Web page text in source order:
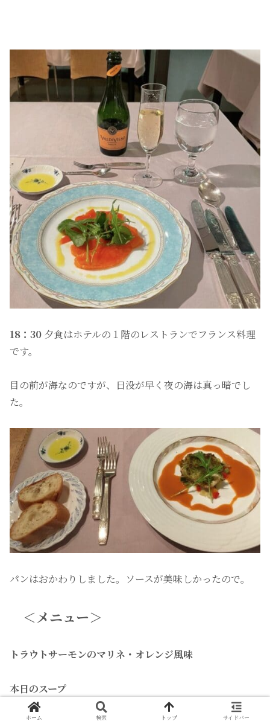
18：30 夕食はホテルの１階のレストランでフランス料理
です。
目の前が海なのですが、日没が早く夜の海は真っ暗でし
た。
パンはおかわりしました。ソースが美味しかったので。
＜メニュー＞
トラウトサーモンのマリネ・オレンジ風味
本日のスープ
真鯛と帆立貝柱の香味パン粉焼き・アメリケーヌソース
ホーム 検索 トップ サイドバー